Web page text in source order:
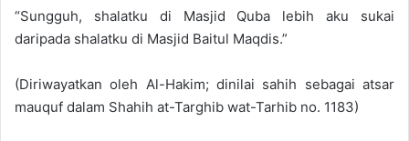
“Sungguh, shalatku di Masjid Quba lebih aku sukai
daripada shalatku di Masjid Baitul Maqdis.”
(Diriwayatkan oleh Al-Hakim; dinilai sahih sebagai atsar
mauquf dalam Shahih at-Targhib wat-Tarhib no. 1183)